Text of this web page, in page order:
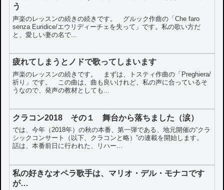
う
声楽のレッスンの続きの続きです。 グルック作曲の「Che faro
senza Euridice/エウリディーチェを失って」です。私の歌い方だ
と、愛しい妻の名で...
疲れてしまうとノドで歌ってしまいます
声楽のレッスンの続きです。 まずは、トスティ作曲の「Preghiera/
祈り」です。 この曲は、曲も良いけれど、私の声に合っているそ
うなので、発声の教材としても...
クラコン2018 その１ 舞台から落ちました（涙）
では、今年（2018年）の秋の本番、第一弾である、地元開催の“クラ
シックコンサート（以下、クラコンと略）”の連載を開始します。
話は、本番前日に行われた、リハー...
私の好きなオペラ歌手は、マリオ・デル・モナコです
が…